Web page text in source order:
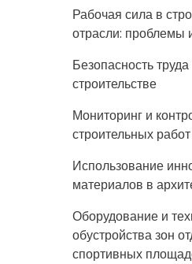
Рабочая сила в
отрасли: проблемы
Безопасность
строительстве
Мониторинг и
строительных работ
Использование
материалов в
Оборудование и
обустройства зон
спортивных